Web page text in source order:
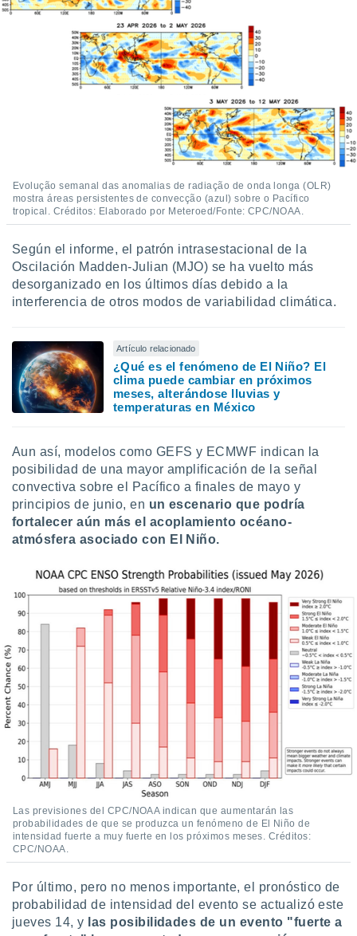
de
1199
Evolução semanal das anomalias de radiação de onda longa (OLR)
mostra áreas persistentes de convecção (azul) sobre o Pacífico
tropical. Créditos: Elaborado por Meteroed/Fonte: CPC/NOAA.
Según el informe, el patrón intrasestacional de la
Oscilación Madden-Julian (MJO) se ha vuelto más
desorganizado en los últimos días debido a la
interferencia de otros modos de variabilidad climática.
Artículo relacionado
¿Qué es el fenómeno de El Niño? El
clima puede cambiar en próximos
meses, alterándose lluvias y
temperaturas en México
Aun así, modelos como GEFS y ECMWF indican la
posibilidad de una mayor amplificación de la señal
convectiva sobre el Pacífico a finales de mayo y
principios de junio, en un escenario que podría
fortalecer aún más el acoplamiento océano-
atmósfera asociado con El Niño.
Las previsiones del CPC/NOAA indican que aumentarán las
probabilidades de que se produzca un fenómeno de El Niño de
intensidad fuerte a muy fuerte en los próximos meses. Créditos:
CPC/NOAA.
Por último, pero no menos importante, el pronóstico de
probabilidad de intensidad del evento se actualizó este
jueves 14, y las posibilidades de un evento "fuerte a